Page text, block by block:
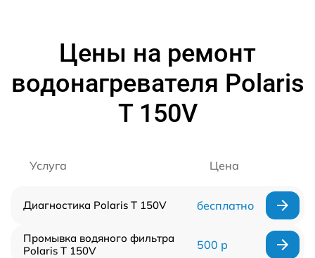
Цены на ремонт
водонагревателя Polaris
T 150V
Услуга Цена
Диагностика Polaris T 150V бесплатно
Промывка водяного фильтра
Polaris T 150V
500 р